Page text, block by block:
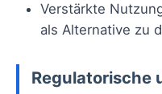
Verstärkte
als Alternative zu
Regulatorische